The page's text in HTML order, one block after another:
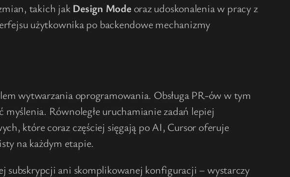
takich jak Design Modeoraz udoskonalenia w pracy z
użytkownika po backendowe mechanizmy
wytwarzania oprogramowania. Obsługa PR-ów w tym
Równoległe uruchamianie zadań lepiej
które coraz częściej sięgają po AI, Cursor oferuje
na każdym etapie.
subskrypcji ani skomplikowanej konfiguracji – wystarczy